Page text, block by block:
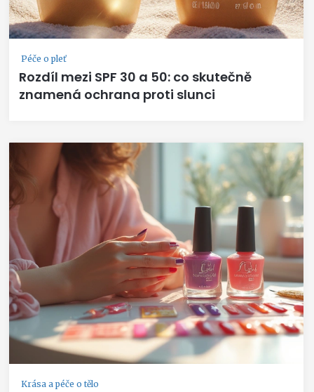
Péče o pleť
Rozdíl mezi SPF 30 a 50: co skutečně
znamená ochrana proti slunci
Krása a péče o tělo